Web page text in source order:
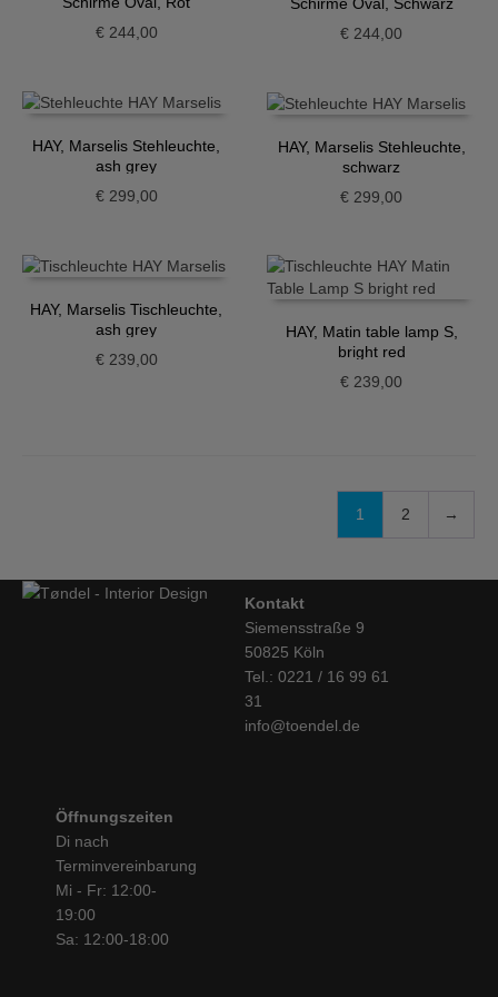
€244,00
€ 244,00
HAY, Marselis Stehleuchte,
ash grey
€299,00
HAY, Marselis Stehleuchte,
schwarz
€ 299,00
HAY, Marselis Tischleuchte,
ash grey
€239,00
HAY, Matin table lamp S,
bright red
€ 239,00
1 2 →
Kontakt
Siemensstraße 9
50825 Köln
Tel.: 0221 / 16 99 61
31
info@toendel.de
Öffnungszeiten
Di nach
Terminvereinbarung
Mi - Fr: 12:00-
19:00
Sa: 12:00-18:00